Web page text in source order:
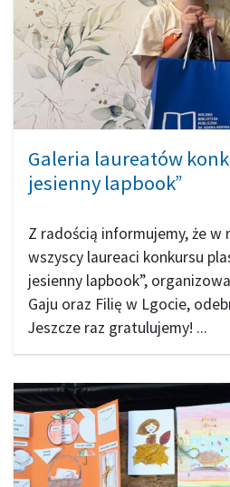
Galeria laureatów
jesienny lapbook”
Z radością informujemy, że
wszyscy laureaci konkursu
jesienny lapbook”,
Gaju oraz Filię w Lgocie,
Jeszcze raz gratulujemy! ...